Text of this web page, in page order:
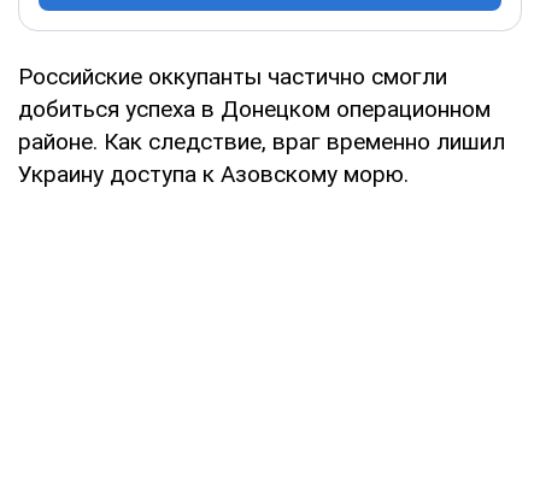
Российские оккупанты частично смогли
добиться успеха в Донецком операционном
районе. Как следствие, враг временно лишил
Украину доступа к Азовскому морю.